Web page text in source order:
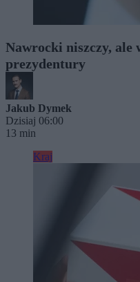
Nawrocki niszczy, ale
prezydentury
Jakub Dymek
Dzisiaj 06:00
13 min
Kraj